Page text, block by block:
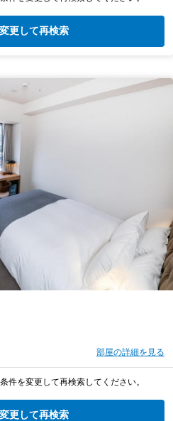
更して再検索
部屋の詳細を見る
件を変更して再検索してください。
更して再検索